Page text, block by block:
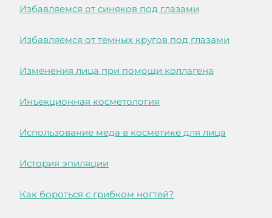
Избавляемся от синяков под глазами
Избавляемся от темных кругов под глазами
Изменения лица при помощи коллагена
Инъекционная косметология
Использование меда в косметике для лица
История эпиляции
Как бороться с грибком ногтей?